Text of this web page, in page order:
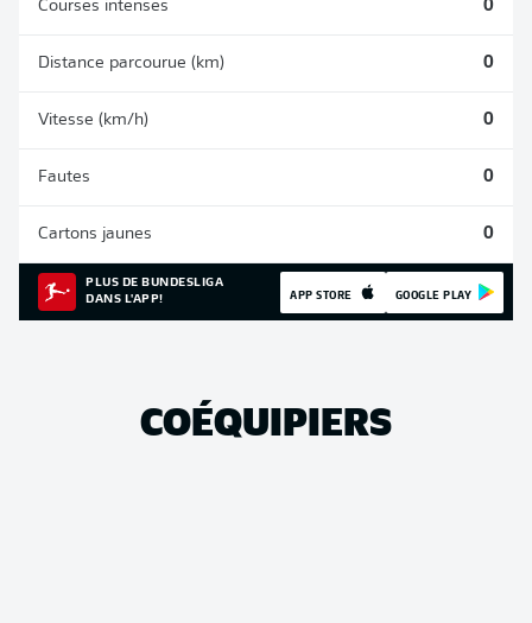
Courses intenses 0
Distance parcourue (km) 0
Vitesse (km/h) 0
Fautes 0
Cartons jaunes 0
PLUS DE BUNDESLIGA
DANS L'APP!
APP STORE GOOGLE PLAY
COÉQUIPIERS